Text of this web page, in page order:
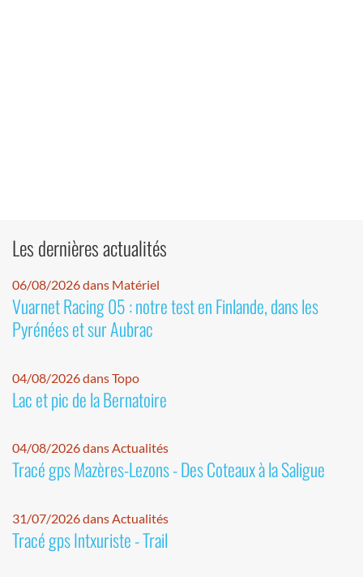
Les dernières actualités
06/08/2026 dans Matériel
Vuarnet Racing 05 : notre test en Finlande, dans les
Pyrénées et sur Aubrac
04/08/2026 dans Topo
Lac et pic de la Bernatoire
04/08/2026 dans Actualités
Tracé gps Mazères-Lezons - Des Coteaux à la Saligue
31/07/2026 dans Actualités
Tracé gps Intxuriste - Trail